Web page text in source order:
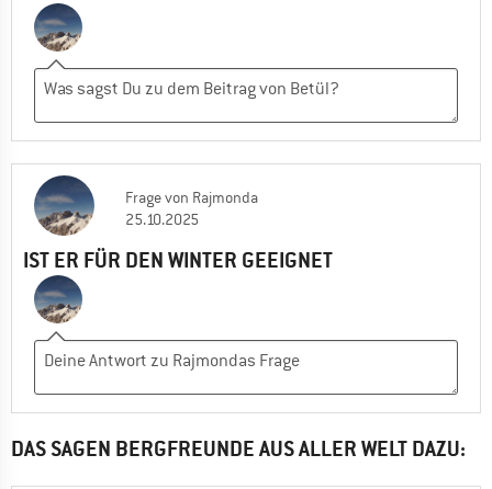
Fragevon Rajmonda
25.10.2025
IST ER FÜR DEN WINTER GEEIGNET
DAS SAGEN BERGFREUNDE AUS ALLER WELT DAZU: